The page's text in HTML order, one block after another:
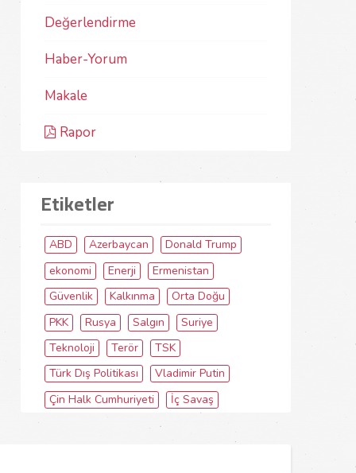
Değerlendirme
Haber-Yorum
Makale
Rapor
Etiketler
ABD Azerbaycan
Donald Trump
ekonomi
Enerji
Ermenistan
Güvenlik
Kalkınma
Orta Doğu
PKK
Rusya Salgın
Suriye
Teknoloji
Terör
TSK
Türk Dış Politikası
Vladimir Putin
Çin Halk Cumhuriyeti
İç Savaş